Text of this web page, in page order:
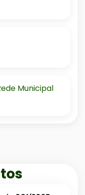
Municipal